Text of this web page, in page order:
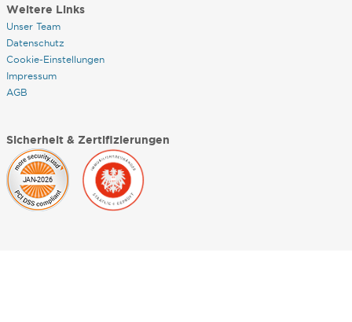
Weitere Links
Unser Team
Datenschutz
Cookie-Einstellungen
Impressum
AGB
Sicherheit & Zertifizierungen